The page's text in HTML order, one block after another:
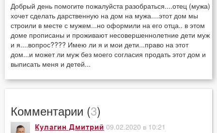
Добрый день помогите пожалуйста разобраться....отец (мужа)
хочет сделать дарственную на дом на мужа....этот дом мы
строили в месте с мужем...но оформили на его отца.. в этом
доме прописаны и проживают несовершеннолетние дети муж
и я....вопрос???? Имею ли я и мои дети...право на этот
дом...и может ли муж без моего согласия продать этот дом и
выписать меня и детей...
Комментарии (3)
Кулагин Дмитрий 09.02.2020 в 10:21